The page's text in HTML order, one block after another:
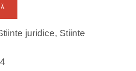
juridice, Stiinte